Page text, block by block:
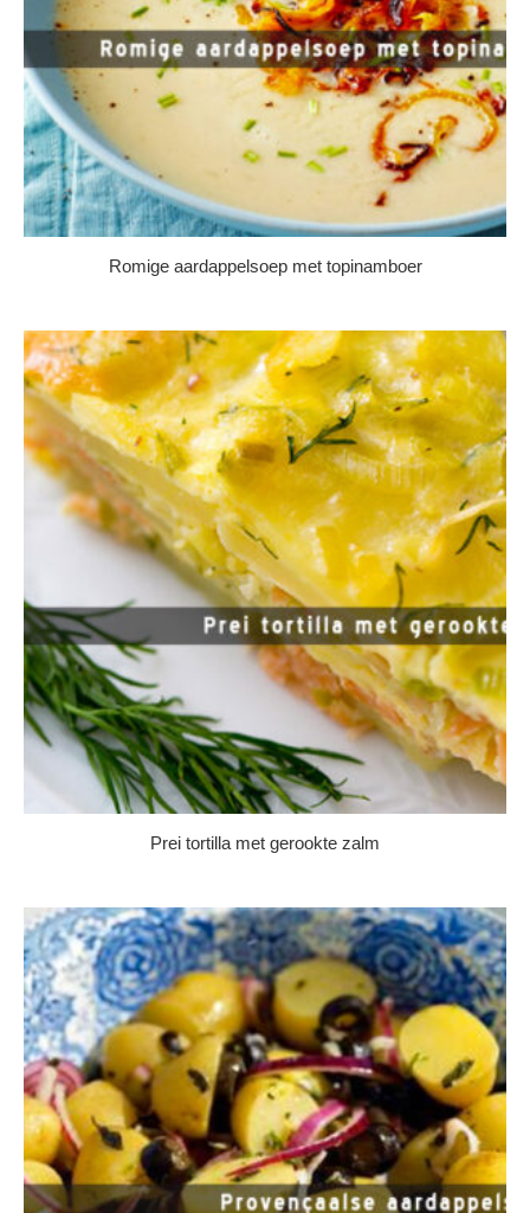
Romige aardappelsoep met topinamboer
Prei tortilla met gerookte zalm